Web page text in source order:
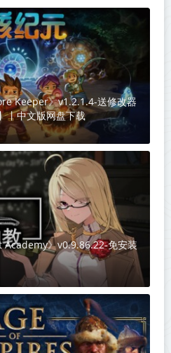
Keeper》v1.2.1.4-送修改器
丨中文版网盘下载
》v0.9.86.22-免安装